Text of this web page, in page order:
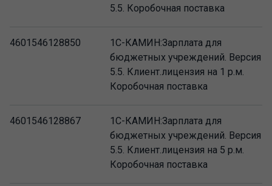
5.5. Коробочная поставка
4601546128850
1С-КАМИН:Зарплата для
бюджетных учреждений. Версия
5.5. Клиент.лицензия на 1 р.м.
Коробочная поставка
4601546128867
1С-КАМИН:Зарплата для
бюджетных учреждений. Версия
5.5. Клиент.лицензия на 5 р.м.
Коробочная поставка